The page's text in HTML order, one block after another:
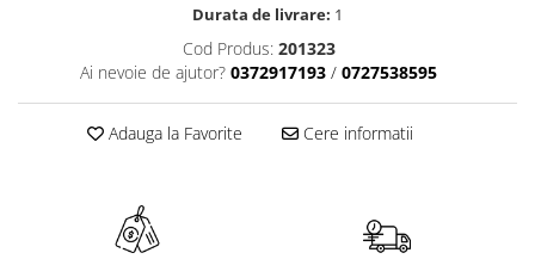
Durata de livrare: 1
Cod Produs: 201323
Ai nevoie de ajutor? 0372917193 / 0727538595
Adauga la Favorite Cere informatii